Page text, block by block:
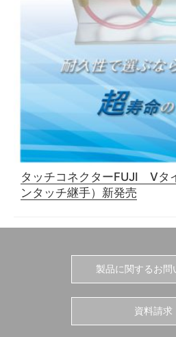
タッチコネクターFUJI Vタ
ンタッチ継手）新発売
製品に関するお問
資料請求